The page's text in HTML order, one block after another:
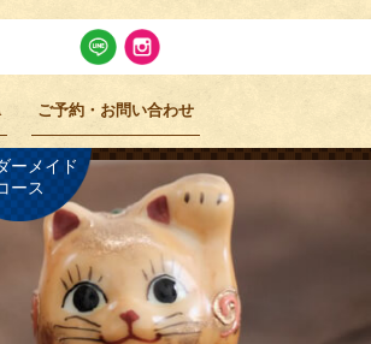
ご予約・お問い合わせ
ーメイド
ース